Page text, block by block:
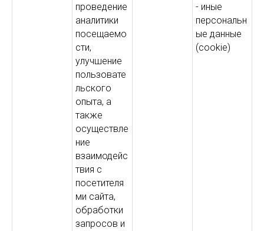
проведение
аналитики
посещаемо
сти,
улучшение
пользовате
льского
опыта, а
также
осуществле
ние
взаимодейс
твия с
посетителя
ми сайта,
обработки
запросов и
- иные
персональн
ые данные
(cookie)